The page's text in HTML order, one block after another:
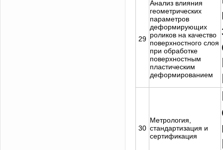
29
Анализ влияния
геометрических
параметров
деформирующих
роликов на качество
поверхностного слоя
при обработке
поверхностным
пластическим
деформированием
30
Метрология,
стандартизация и
сертификация